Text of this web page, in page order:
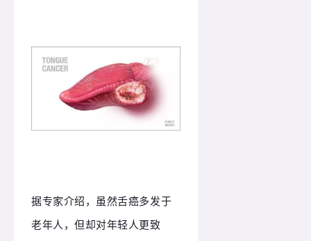
据专家介绍，虽然舌癌多发于
老年人，但却对年轻人更致